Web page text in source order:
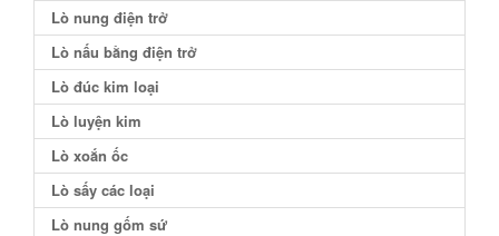
Lò nung điện trở
Lò nấu bằng điện trở
Lò đúc kim loại
Lò luyện kim
Lò xoắn ốc
Lò sấy các loại
Lò nung gốm sứ